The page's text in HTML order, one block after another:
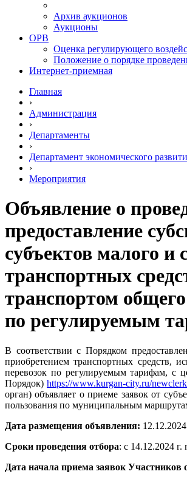
Архив аукционов
Аукционы
ОРВ
Оценка регулирующего
Положение о порядке
Интернет-приемная
Главная
›
Администрация
›
Департаменты
›
Департамент экономического
›
Мероприятия
Объявление о
предоставление
субъектов малого и
транспортных
транспортом
по регулируемым
В соответствии с Порядком
приобретением транспортных средств,
перевозок по регулируемым тарифам, с
Порядок)https://www.kurgan-city.ru/
орган) объявляет о приеме заявок от
пользования по муниципальным
Дата размещения объявления: 12.12.2024
Сроки проведения отбора: с 14.12.2024
Дата начала приема заявок Участников